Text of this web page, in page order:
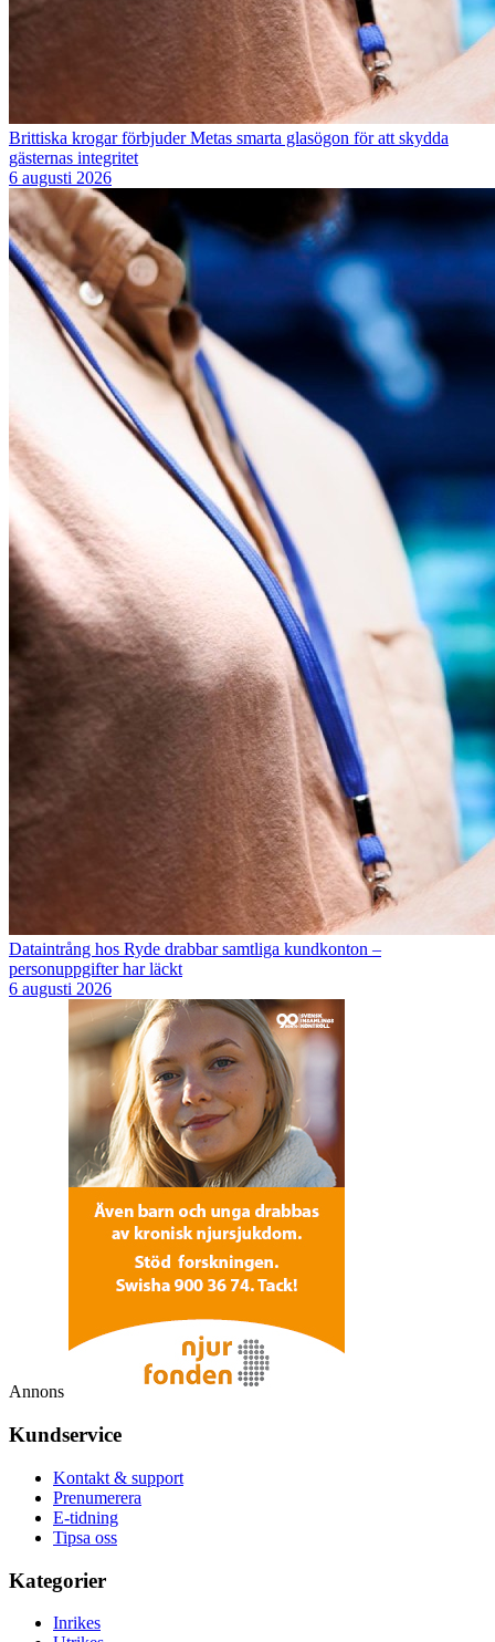
Brittiska krogar förbjuder Metas smarta glasögon för att skydda
gästernas integritet
6 augusti 2026
Dataintrång hos Ryde drabbar samtliga kundkonton –
personuppgifter har läckt
6 augusti 2026
Annons
Kundservice
Kontakt & support
Prenumerera
E-tidning
Tipsa oss
Kategorier
Inrikes